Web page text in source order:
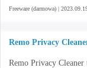
Freeware (darmowa) |
Remo Privacy
Remo Privacy Cleaner